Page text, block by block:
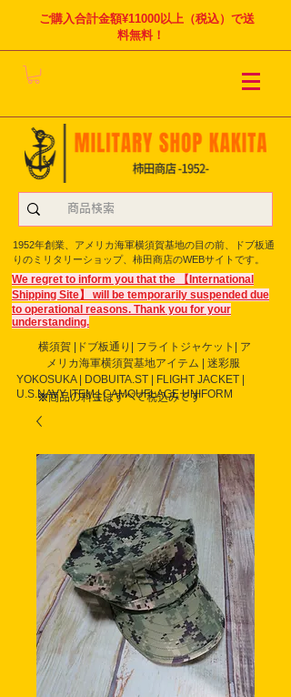
ご購入合計金額¥11000以上（税込）で送
料無料！
1952年創業、アメリカ海軍横須賀基地の目の前、ドブ板通
りのミリタリーショップ、柿田商店のWEBサイトです。
We regret to inform you that the 【International
Shipping Site】 will be temporarily suspended due
to operational reasons. Thank you for your
understanding.
横須賀 |ドブ板通り| フライト ジャケット| ア
メリカ海軍横須賀基地アイテム | 迷彩服
YOKOSUKA | DOBUITA.ST | FLIGHT JACKET |
U.S.NAVY ITEM | CAMOUFLAGE UNIFORM
※商品の料金はすべて税込みです